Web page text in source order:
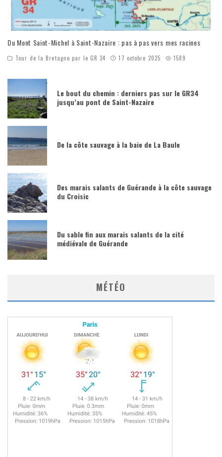
Du Mont Saint-Michel à Saint-Nazaire : pas à pas vers mes racines
Tour de la Bretagne par le GR 34 17 octobre 2025 1589
Le bout du chemin : derniers pas sur le GR34
jusqu’au pont de Saint-Nazaire
De la côte sauvage à la baie de La Baule
Des marais salants de Guérande à la côte sauvage
du Croisic
Du sable fin aux marais salants de la cité
médiévale de Guérande
MÉTÉO